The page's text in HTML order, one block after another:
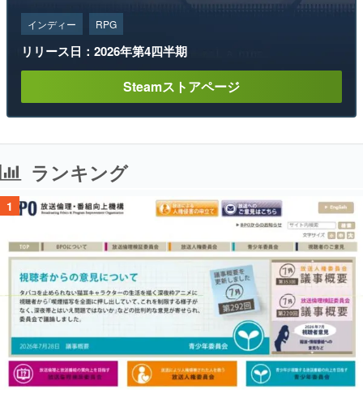
インディー RPG
リリース日：2026年第4四半期
Steamストアページ
ランキング
1